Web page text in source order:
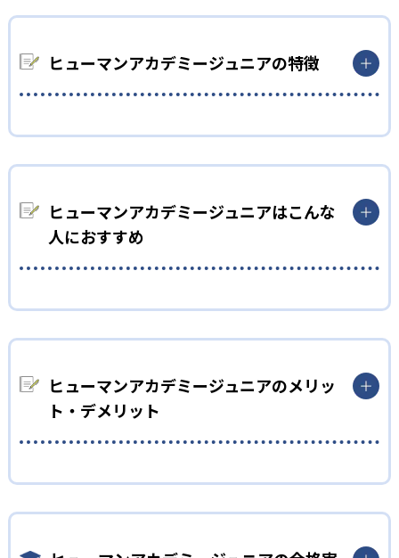
ヒューマンアカデミージュニアの特徴
ヒューマンアカデミージュニアでは、ロボット教室、ロボティク
室、さんすう数学教室の5つのコースを展開。STEAM教育の考え
方を取り入れ、子どもの「好き」を養う。
史上初となる5年連続優勝を果たしたロボットクリエイター高橋
智隆 氏。ロボティクスプロフェッサーコースは、千葉工業大学
修。こどもプログラミング教室の教材監修はRailsプログラマー
として活躍する鳥井雪 氏で、科学教室の監修は京都大学iCeMS
特定助教の樋口雅一 氏。さんすう数学教室のアドバイザーには
日本全国47都道府県に2,000以上の教室を展開し、27,000名以上
ヒューマンアカデミージュニアはこんな
人におすすめ
リーコースや科学教室（サイエンスゲーツ）など、小学校入学前
の幼児でも通えるコースが用意されている。ロボットの作成や
科学の実験を通して、子どもの好奇心を喚起する。
小学校低学年
楽しく学びを継続したい子ども
実際にロボットを作成するロボット教室、スモールステップの
コースも子どもが楽しみながら学びを継続できる工夫が凝らさ
ヒューマンアカデミージュニアのメリッ
ト・デメリット
開。世界的クリエイターや研究者などの専門家が監修に基づい